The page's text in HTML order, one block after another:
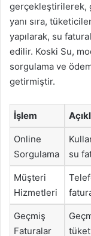
gerçekleştirilerek,
yanı sıra,
yapılarak, su
edilir. Koski Su,
sorgulama ve
getirmiştir.
İşlem
Online
Sorgulama
su
Müşteri
Hizmetleri
Geçmiş
Faturalar